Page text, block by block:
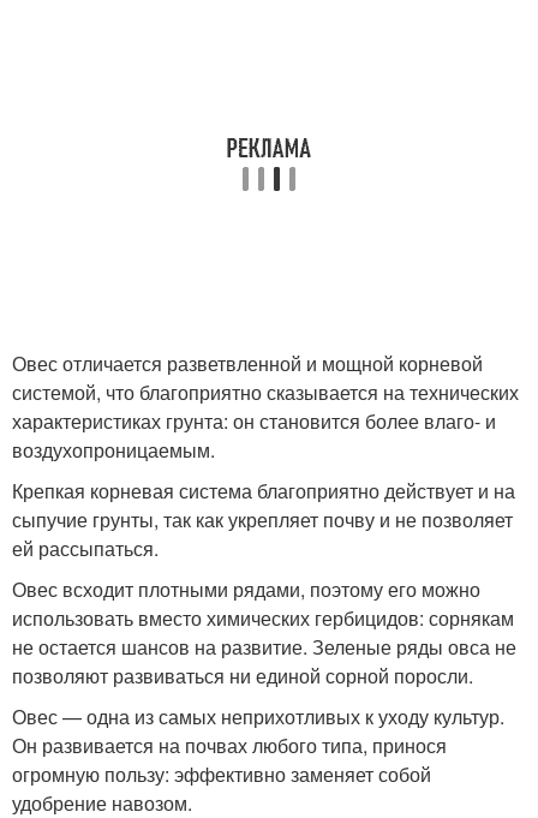
Овес отличается разветвленной и мощной корневой
системой, что благоприятно сказывается на технических
характеристиках грунта: он становится более влаго- и
воздухопроницаемым.
Крепкая корневая система благоприятно действует и на
сыпучие грунты, так как укрепляет почву и не позволяет
ей рассыпаться.
Овес всходит плотными рядами, поэтому его можно
использовать вместо химических гербицидов: сорнякам
не остается шансов на развитие. Зеленые ряды овса не
позволяют развиваться ни единой сорной поросли.
Овес — одна из самых неприхотливых к уходу культур.
Он развивается на почвах любого типа, принося
огромную пользу: эффективно заменяет собой
удобрение навозом.